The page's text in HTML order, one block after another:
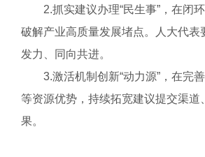
2.抓实建议办理“民生事”，在闭环
破解产业高质量发展堵点。人大代表
发力、同向共进。
3.激活机制创新“动力源”，在完善
等资源优势，持续拓宽建议提交渠道
果。